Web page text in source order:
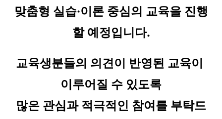
맞춤형 실습·이론 중심의 교육을 진행
할 예정입니다.
교육생분들의 의견이 반영된 교육이
이루어질 수 있도록
많은 관심과 적극적인 참여를 부탁드